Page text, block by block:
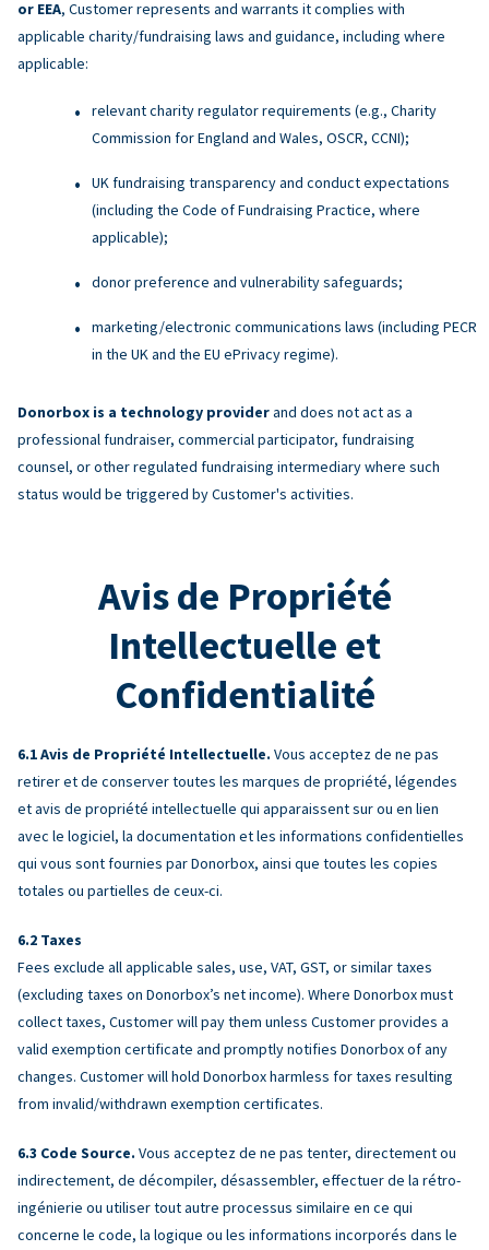
or EEA, Customer represents and warrants it complies with
applicable charity/fundraising laws and guidance, including where
applicable:
relevant charity regulator requirements (e.g., Charity
Commission for England and Wales, OSCR, CCNI);
UK fundraising transparency and conduct expectations
(including the Code of Fundraising Practice, where
applicable);
donor preference and vulnerability safeguards;
marketing/electronic communications laws (including PECR
in the UK and the EU ePrivacy regime).
Donorbox is a technology providerand does not act as a
professional fundraiser, commercial participator, fundraising
counsel, or other regulated fundraising intermediary where such
status would be triggered by Customer's activities.
Avis de Propriété
Intellectuelle et
Confidentialité
Avis de Propriété Intellectuelle. Vous acceptez de ne pas
retirer et de conserver toutes les marques de propriété, légendes
et avis de propriété intellectuelle qui apparaissent sur ou en lien
avec le logiciel, la documentation et les informations confidentielles
qui vous sont fournies par Donorbox, ainsi que toutes les copies
totales ou partielles de ceux-ci.
Taxes
Fees exclude all applicable sales, use, VAT, GST, or similar taxes
(excluding taxes on Donorbox’s net income). Where Donorbox must
collect taxes, Customer will pay them unless Customer provides a
valid exemption certificate and promptly notifies Donorbox of any
changes. Customer will hold Donorbox harmless for taxes resulting
from invalid/withdrawn exemption certificates.
Code Source. Vous acceptez de ne pas tenter, directement ou
indirectement, de décompiler, désassembler, effectuer de la rétro-
ingénierie ou utiliser tout autre processus similaire en ce qui
concerne le code, la logique ou les informations incorporés dans le